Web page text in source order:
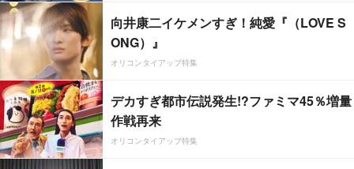
向井康二イケメンすぎ！純愛『（LOVE S
ONG）』
オリコンタイアップ特集
デカすぎ都市伝説発生!?ファミマ45％増量
作戦再来
オリコンタイアップ特集